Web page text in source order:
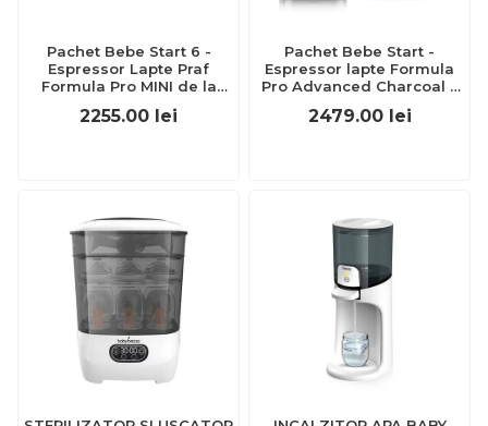
Pachet Bebe Start 6 -
Espressor Lapte Praf
Formula Pro MINI de la
Step Baby Food Maker
2255.00 lei
Pachet Bebe Start -
Espressor lapte Formula
Pro Advanced Charcoal +
Maker Baby Brezza
2479.00 lei